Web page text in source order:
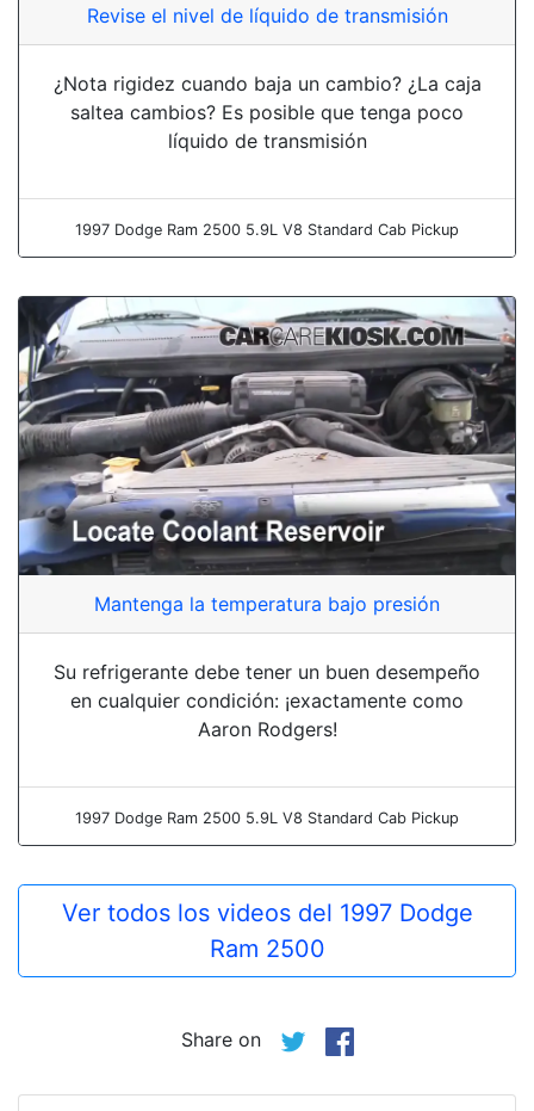
Revise el nivel de líquido de transmisión
¿Nota rigidez cuando baja un cambio? ¿La caja
saltea cambios? Es posible que tenga poco
líquido de transmisión
1997 Dodge Ram 2500 5.9L V8 Standard Cab Pickup
Mantenga la temperatura bajo presión
Su refrigerante debe tener un buen desempeño
en cualquier condición: ¡exactamente como
Aaron Rodgers!
1997 Dodge Ram 2500 5.9L V8 Standard Cab Pickup
Ver todos los videos del 1997 Dodge
Ram 2500
Share on